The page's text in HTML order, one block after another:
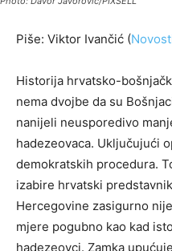
Piše: Viktor Ivančić (
Historija hrvatsko-
nema dvojbe da su
nanijeli neusporedivo
hadezeovaca. Uključujući
demokratskih procedura.
izabire hrvatski
Hercegovine zasigurno
mjere pogubno kao kad
hadezeovci. Zamka